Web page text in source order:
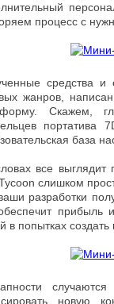
процесс с
средства и
жанров,
Скажем,
портатива
база
все выглядит
слишком
разработки
прибыль
в попытках
новую